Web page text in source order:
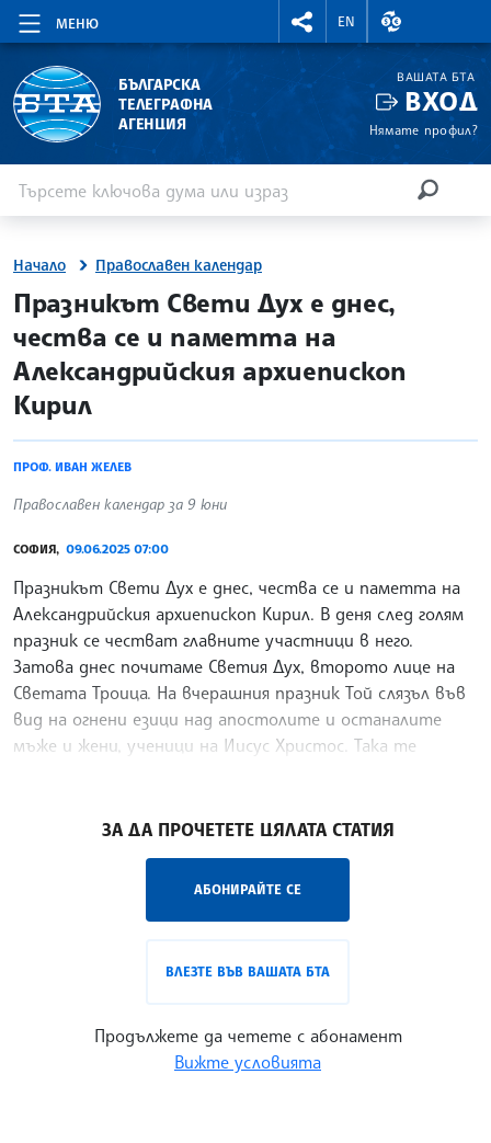
МЕНЮ
RIGHTMENU.SOCIAL
EN
ВАЛУТНИ
БЪЛГАРСКА
ТЕЛЕГРАФНА
АГЕНЦИЯ
ВАШАТА БТА
ВХОД
Нямате профил?
Начало Православен календар
site.bta
Празникът Свети Дух е днес,
чества се и паметта на
Александрийския архиепископ
Кирил
ПРОФ. ИВАН ЖЕЛЕВ
Православен календар за 9 юни
СОФИЯ, 09.06.2025 07:00
Празникът Свети Дух е днес, чества се и паметта на
Александрийския архиепископ Кирил. В деня след голям
празник се честват главните участници в него.
Затова днес почитаме Светия Дух, второто лице на
Светата Троица. На вчерашния празник Той слязъл във
вид на огнени езици над апостолите и останалите
мъже и жени, ученици на Иисус Христос. Така те
ЗА ДА ПРОЧЕТЕТЕ ЦЯЛАТА СТАТИЯ
АБОНИРАЙТЕ СЕ
ВЛЕЗТЕ ВЪВ ВАШАТА БТА
Продължете да четете с абонамент
Вижте условията